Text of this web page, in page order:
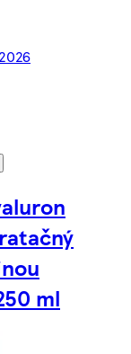
ml